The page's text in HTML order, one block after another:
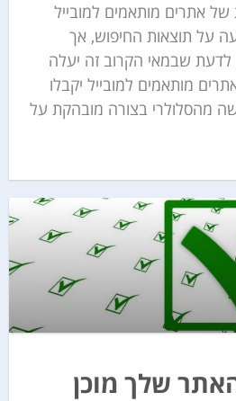
אתרים מותאמים למובייל
על תוצאות החיפוש, אך
לדעת שבמאי הקרוב זה יעלה
מותאמים למובייל יקבלו
מהסלולרי בצורה מובהקת על
שלך מוכן